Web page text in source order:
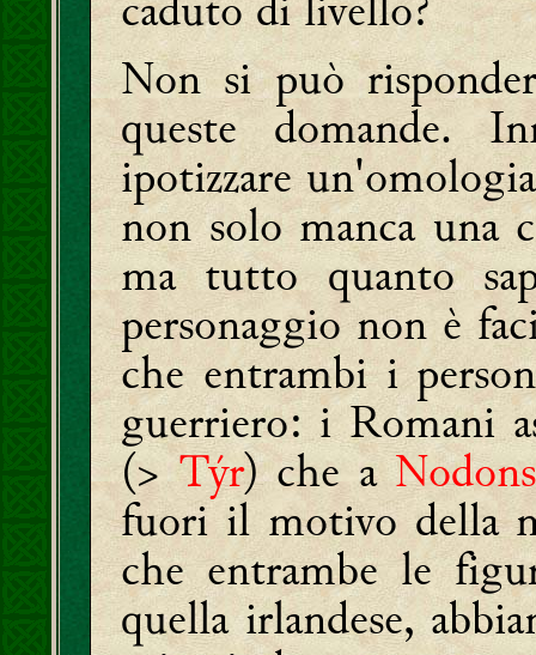
Non si può
queste domande.
ipotizzare
non solo manca una
ma tutto quanto
personaggio non è
che entrambi i
guerriero: i Romani
(>Týr) che aNodons
fuori il motivo della
che entrambe le
quella irlandese,